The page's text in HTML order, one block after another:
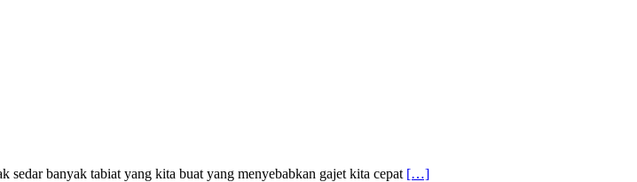
sedar banyak tabiat yang kita buat yang menyebabkan gajet kita cepat […]